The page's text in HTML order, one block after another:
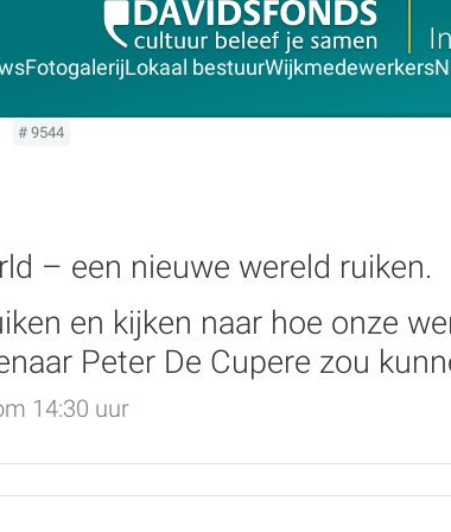
FotogalerijLokaal bestuurWijkmedewerkers
# 9544
– een nieuwe wereld ruiken.
en kijken naar hoe onze
Peter De Cupere zou
14:30 uur